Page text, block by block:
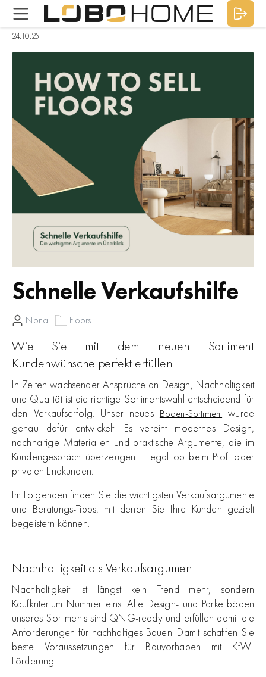
24.10.25
Schnelle Verkaufshilfe
Nona Floors
Wie Sie mit dem neuen Sortiment
Kundenwünsche perfekt erfüllen
In Zeiten wachsender Ansprüche an Design, Nachhaltigkeit
und Qualität ist die richtige Sortimentswahl entscheidend für
den Verkaufserfolg. Unser neues Boden-Sortiment wurde
genau dafür entwickelt: Es vereint modernes Design,
nachhaltige Materialien und praktische Argumente, die im
Kundengespräch überzeugen – egal ob beim Profi oder
privaten Endkunden.
Im Folgenden finden Sie die wichtigsten Verkaufsargumente
und Beratungs-Tipps, mit denen Sie Ihre Kunden gezielt
begeistern können.
Nachhaltigkeit als Verkaufsargument
Nachhaltigkeit ist längst kein Trend mehr, sondern
Kaufkriterium Nummer eins. Alle Design- und Parkettböden
unseres Sortiments sind QNG-ready und erfüllen damit die
Anforderungen für nachhaltiges Bauen. Damit schaffen Sie
beste Voraussetzungen für Bauvorhaben mit KfW-
Förderung.